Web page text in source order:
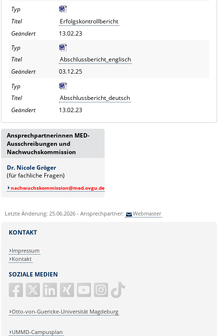
Erfolgskontrollbericht
13.02.23
Abschlussbericht_englisch
03.12.25
Abschlussbericht_deutsch
13.02.23
Ansprechpartnerinnen MED-
Ausschreibungen und
Nachwuchskommission
Dr. Nicole Gröger
(für fachliche Fragen)
nachwuchskommission@med.ovgu.de
Letzte Änderung: 25.06.2026 - Ansprechpartner: Webmaster
SOZIALE MEDIEN
Otto-von-Guericke-Universität Magdeburg
KONTAKT
Impressum
Kontakt
UMMD-Campusplan